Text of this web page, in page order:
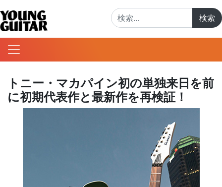
トニー・マカパイン初の単独来日を前
に初期代表作と最新作を再検証！